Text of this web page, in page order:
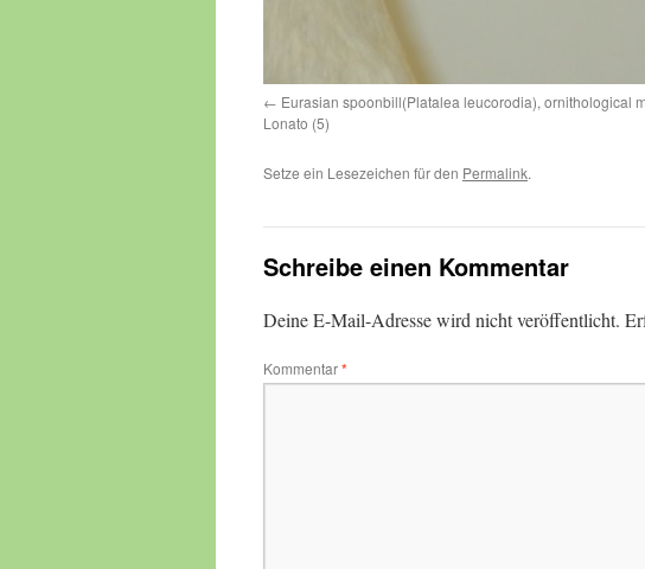
Eurasian spoonbill(Platalea leucorodia), ornithological
Lonato (5)
Setze ein Lesezeichen für den Permalink.
Schreibe einen Kommentar
Deine E-Mail-Adresse wird nicht veröffentlicht.
Kommentar*